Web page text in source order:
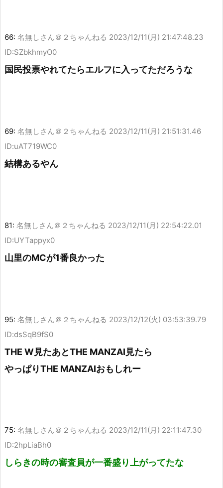
66: 名無しさん＠２ちゃんねる 2023/12/11(月) 21:47:48.23
ID:SZbkhmyO0
国民投票やれてたらエルフに入ってただろうな
69: 名無しさん＠２ちゃんねる 2023/12/11(月) 21:51:31.46
ID:uAT719WC0
結構あるやん
81: 名無しさん＠２ちゃんねる 2023/12/11(月) 22:54:22.01
ID:UYTappyx0
山里のMCが1番良かった
95: 名無しさん＠２ちゃんねる 2023/12/12(火) 03:53:39.79
ID:dsSqB9fS0
THE W見たあとTHE MANZAI見たら
やっぱりTHE MANZAIおもしれー
75: 名無しさん＠２ちゃんねる 2023/12/11(月) 22:11:47.30
ID:2hpLiaBh0
しらきの時の審査員が一番盛り上がってたな